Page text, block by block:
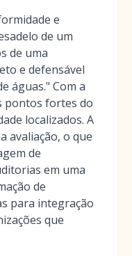
e
de um
de uma
e defensável
águas." Com a
pontos fortes do
localizados. A
avaliação, o que
de
em uma
de
para integração
que